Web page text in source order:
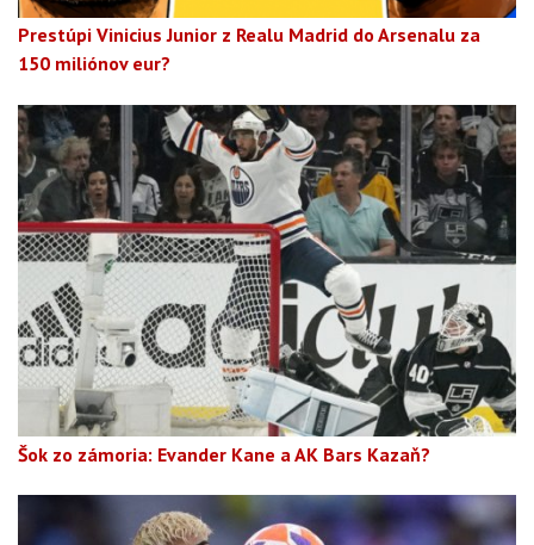
Prestúpi Vinicius Junior z Realu Madrid do Arsenalu za
150 miliónov eur?
Šok zo zámoria: Evander Kane a AK Bars Kazaň?